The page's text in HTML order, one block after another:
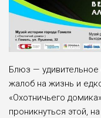
Блюз —
жалоб на жизнь и
«Охотничьего
проникнуться этой,